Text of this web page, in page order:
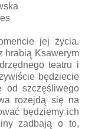
jej życia.
hrabią Ksawerym
teatru i
będziecie
od szczęśliwego
rozejdą się na
będziemy ich
zadbają o to,